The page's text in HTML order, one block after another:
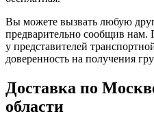
Вы можете вызвать любую
предварительно сообщив нам.
у представителей
доверенность на получения
Доставка по
области